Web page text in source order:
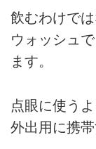
飲むわけで
ウォッシュ
ます。
点眼に使う
外出用に携